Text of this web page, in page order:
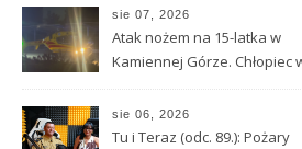
sie 07, 2026
Atak nożem na 15-latka w
Kamiennej Górze. Chłopiec
przetransportowany
śmigłowcem LPR
sie 06, 2026
Tu i Teraz (odc. 89.): Pożary